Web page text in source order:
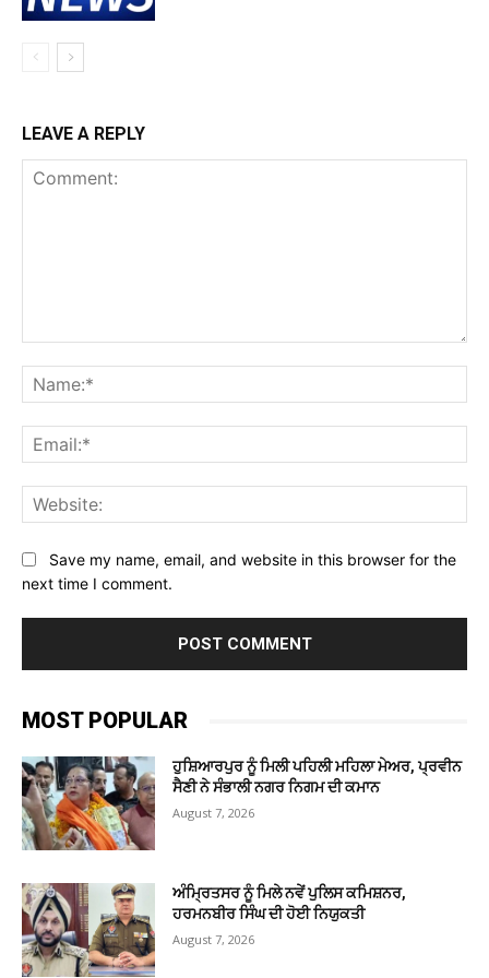
LEAVE A REPLY
Save my name, email, and website in this browser for the
next time I comment.
MOST POPULAR
ਹੁਸ਼ਿਆਰਪੁਰ ਨੂੰ ਮਿਲੀ ਪਹਿਲੀ ਮਹਿਲਾ ਮੇਅਰ, ਪ੍ਰਵੀਨ
ਸੈਣੀ ਨੇ ਸੰਭਾਲੀ ਨਗਰ ਨਿਗਮ ਦੀ ਕਮਾਨ
August 7, 2026
ਅੰਮ੍ਰਿਤਸਰ ਨੂੰ ਮਿਲੇ ਨਵੇਂ ਪੁਲਿਸ ਕਮਿਸ਼ਨਰ,
ਹਰਮਨਬੀਰ ਸਿੰਘ ਦੀ ਹੋਈ ਨਿਯੁਕਤੀ
August 7, 2026